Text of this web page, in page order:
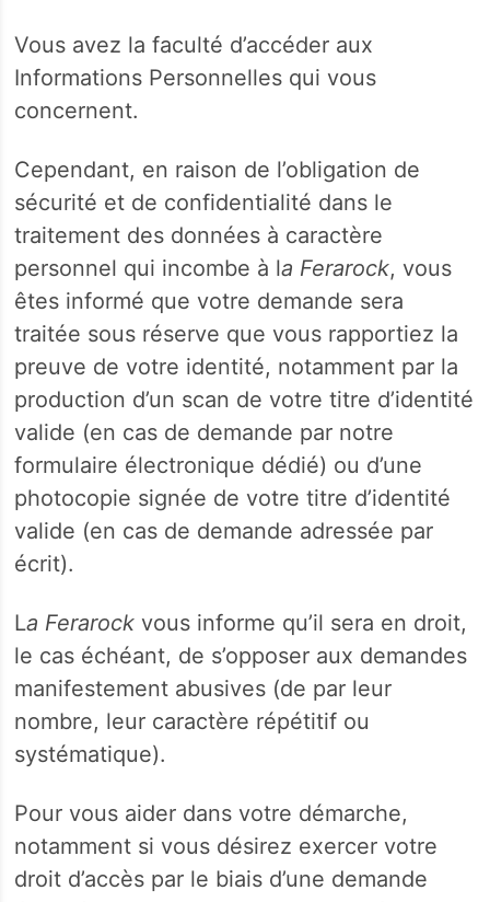
Vous avez la faculté d’accéder aux
Informations Personnelles qui vous
concernent.
Cependant, en raison de l’obligation de
sécurité et de confidentialité dans le
traitement des données à caractère
personnel qui incombe à la Ferarock, vous
êtes informé que votre demande sera
traitée sous réserve que vous rapportiez la
preuve de votre identité, notamment par la
production d’un scan de votre titre d’identité
valide (en cas de demande par notre
formulaire électronique dédié) ou d’une
photocopie signée de votre titre d’identité
valide (en cas de demande adressée par
écrit).
La Ferarockvous informe qu’il sera en droit,
le cas échéant, de s’opposer aux demandes
manifestement abusives (de par leur
nombre, leur caractère répétitif ou
systématique).
Pour vous aider dans votre démarche,
notamment si vous désirez exercer votre
droit d’accès par le biais d’une demande